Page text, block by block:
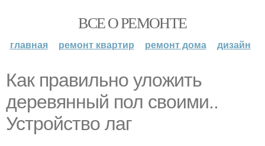
ВСЕ О РЕМОНТЕ
главная ремонт квартир ремонт дома дизайн
Как правильно уложить
деревянный пол своими..
Устройство лаг